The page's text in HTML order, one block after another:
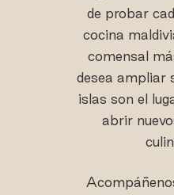
de probar
cocina
comensal
desea ampliar
islas son el
abrir